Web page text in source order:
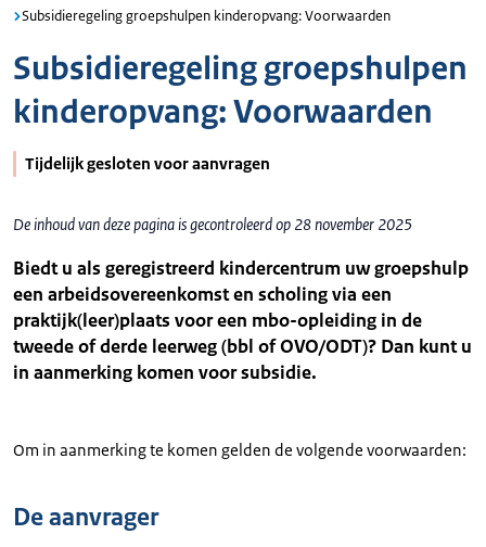
Subsidieregeling groepshulpen kinderopvang: Voorwaarden
Subsidieregeling groepshulpen
kinderopvang: Voorwaarden
Tijdelijk gesloten voor aanvragen
De inhoud van deze pagina is gecontroleerd op 28 november 2025
Biedt u als geregistreerd kindercentrum uw groepshulp
een arbeidsovereenkomst en scholing via een
praktijk(leer)plaats voor een mbo-opleiding in de
tweede of derde leerweg (bbl of OVO/ODT)? Dan kunt u
in aanmerking komen voor subsidie.
Om in aanmerking te komen gelden de volgende voorwaarden:
De aanvrager